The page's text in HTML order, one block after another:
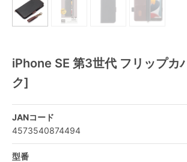
iPhone SE 第3世代 フリップカ
ク]
JANコード
4573540874494
型番